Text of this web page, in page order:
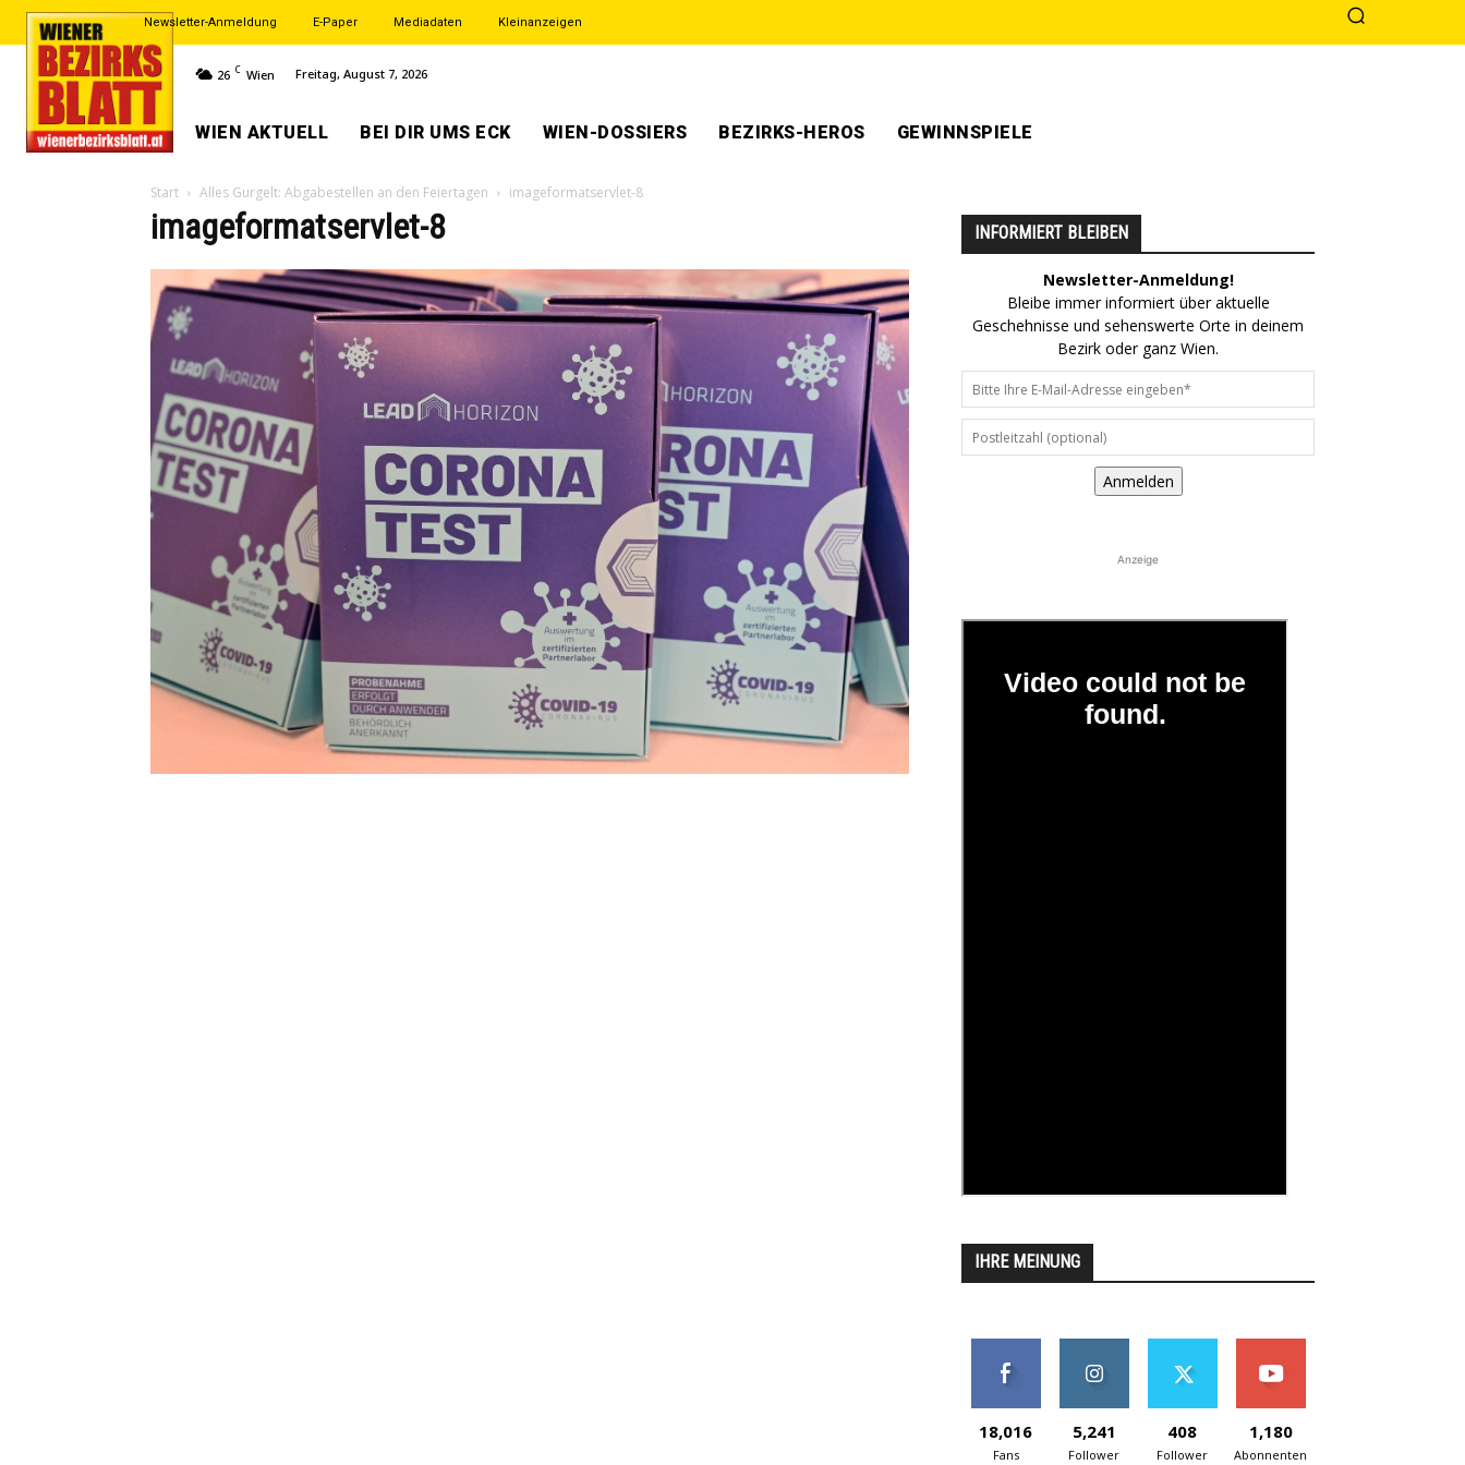
Newsletter-Anmeldung E-Paper Mediadaten Kleinanzeigen
26 C Wien Freitag, August 7, 2026
WIEN AKTUELL BEI DIR UMS ECK WIEN-DOSSIERS BEZIRKS-HEROS GEWINNSPIELE
Start Alles Gurgelt: Abgabestellen an den Feiertagen imageformatservlet-8
imageformatservlet-8 INFORMIERT BLEIBEN
Newsletter-Anmeldung!
Bleibe immer informiert über aktuelle
Geschehnisse und sehenswerte Orte in deinem
Bezirk oder ganz Wien.
Anmelden
Anzeige
IHRE MEINUNG
18,016
Fans
5,241
Follower
408
Follower
1,180
Abonnenten